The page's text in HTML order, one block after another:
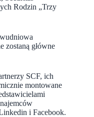
Rodzin „Trzy
zostaną główne
SCF, ich
montowane
i Facebook.